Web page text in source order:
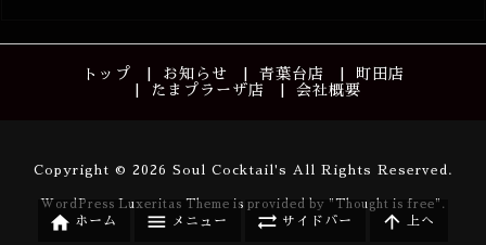
トップ お知らせ 青葉台店
町田店
たまプラーザ店
会社概要
Copyright © 2026 Soul Cocktail's All Rights Reserved.
WordPress Luxeritas Theme is provided by " Thought is free".
 ホーム  メニュー  サイドバー  上へ